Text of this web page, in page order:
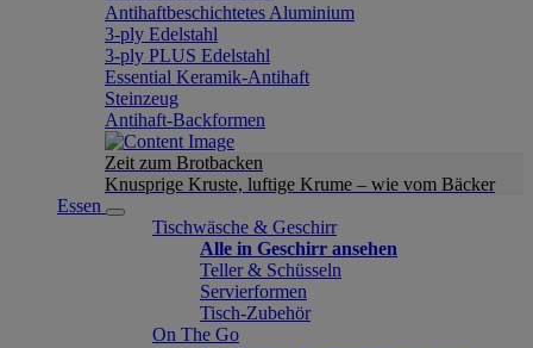
Antihaftbeschichtetes Aluminium
3-ply Edelstahl
3-ply PLUS Edelstahl
Essential Keramik-Antihaft
Steinzeug
Antihaft-Backformen
Zeit zum Brotbacken
Knusprige Kruste, luftige Krume – wie vom Bäcker
Essen
Tischwäsche & Geschirr
Alle in Geschirr ansehen
Teller & Schüsseln
Servierformen
Tisch-Zubehör
On The Go